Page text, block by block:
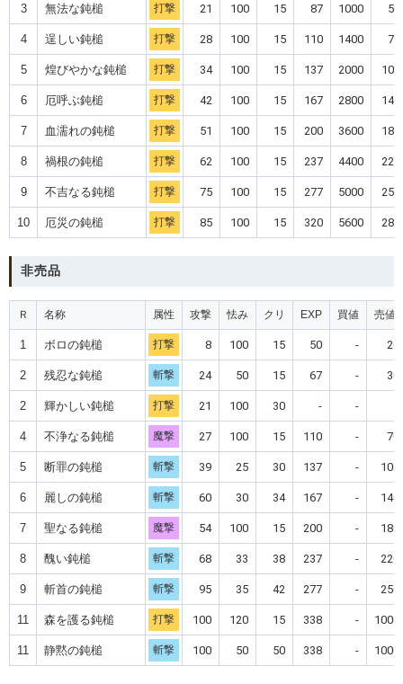
3 無法な鈍槌 打撃 21 100 15 87 1000 50
4 逞しい鈍槌 打撃 28 100 15 110 1400 70
5 煌びやかな鈍槌 打撃 34 100 15 137 2000 100
6 厄呼ぶ鈍槌 打撃 42 100 15 167 2800 140
7 血濡れの鈍槌 打撃 51 100 15 200 3600 180
8 禍根の鈍槌 打撃 62 100 15 237 4400 220
9 不吉なる鈍槌 打撃 75 100 15 277 5000 250
10 厄災の鈍槌 打撃 85 100 15 320 5600 280
非売品
Ｒ 名称 属性 攻撃 怯み クリ EXP 買値 売値
1 ボロの鈍槌 打撃 8 100 15 50 - 20
2 残忍な鈍槌 斬撃 24 50 15 67 - 30
2 輝かしい鈍槌 打撃 21 100 30 - -
4 不浄なる鈍槌 魔撃 27 100 15 110 - 70
5 断罪の鈍槌 斬撃 39 25 30 137 - 100
6 麗しの鈍槌 斬撃 60 30 34 167 - 140
7 聖なる鈍槌 魔撃 54 100 15 200 - 180
8 醜い鈍槌 斬撃 68 33 38 237 - 220
9 斬首の鈍槌 斬撃 95 35 42 277 - 250
11 森を護る鈍槌 打撃 100 120 15 338 - 1000
11 静黙の鈍槌 斬撃 100 50 50 338 - 1000